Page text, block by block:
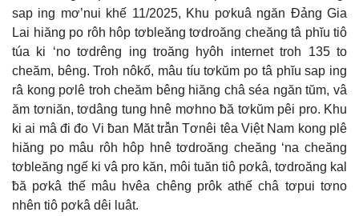
sap ing mơ’nui khế 11/2025, Khu pơkuâ ngăn Đảng Gia
Lai hiăng po rôh hôp tơbleăng tơdroăng cheăng tâ phĭu tiô
túa ki ‘no tơdrêng ing troăng hyôh internet troh 135 to
cheăm, bêng. Troh nôkố, mâu tíu tơkŭm po tâ phĭu sap ing
râ kong pơlê troh cheăm bêng hiăng châ séa ngăn tŭm, vâ
ăm tơniăn, tơdâng tung hnê mơhno ƀă tơkŭm pêi pro. Khu
ki ai mâ đi đo Vi ƀan Măt trâ̆n Tơnêi têa Việt Nam kong plê
hiăng po mâu rôh hôp hnê tơdroăng cheăng ‘na cheăng
tơbleăng ngế ki vâ pro kăn, môi tuăn tiô pơkâ, tơdroăng kal
ƀă pơkâ thế mâu hvêa chêng prôk athế châ tơpui tơno
nhên tiô pơkâ dêi luât.